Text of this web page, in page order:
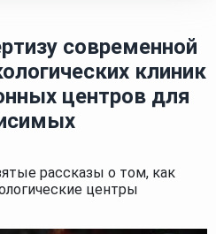
современной
клиник
центров для
рассказы о том, как
центры